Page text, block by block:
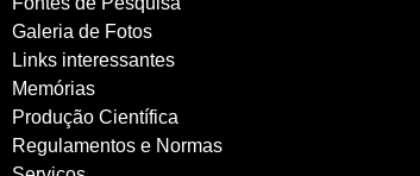
Galeria de Fotos
Links interessantes
Memórias
Produção Científica
Regulamentos e Normas